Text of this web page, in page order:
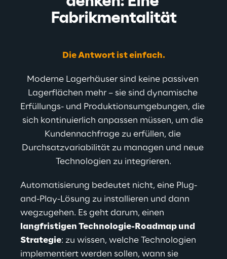
Fabrikmentalität
Die Antwort ist einfach.
Moderne Lagerhäuser sind keine passiven
Lagerflächen mehr – sie sind dynamische
Erfüllungs- und Produktionsumgebungen, die
sich kontinuierlich anpassen müssen, um die
Kundennachfrage zu erfüllen, die
Durchsatzvariabilität zu managen und neue
Technologien zu integrieren.
Automatisierung bedeutet nicht, eine Plug-
and-Play-Lösung zu installieren und dann
wegzugehen. Es geht darum, einen
langfristigen Technologie-Roadmap und
Strategie: zu wissen, welche Technologien
implementiert werden sollen, wann sie